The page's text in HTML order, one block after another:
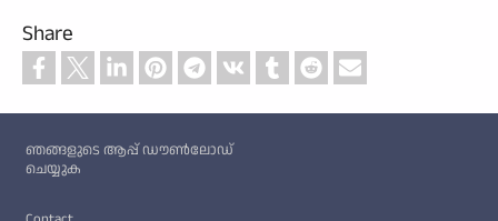
Share
ഞങ്ങളുടെ ആപ്പ് ഡൗൺലോഡ്
ചെയ്യുക
Footer